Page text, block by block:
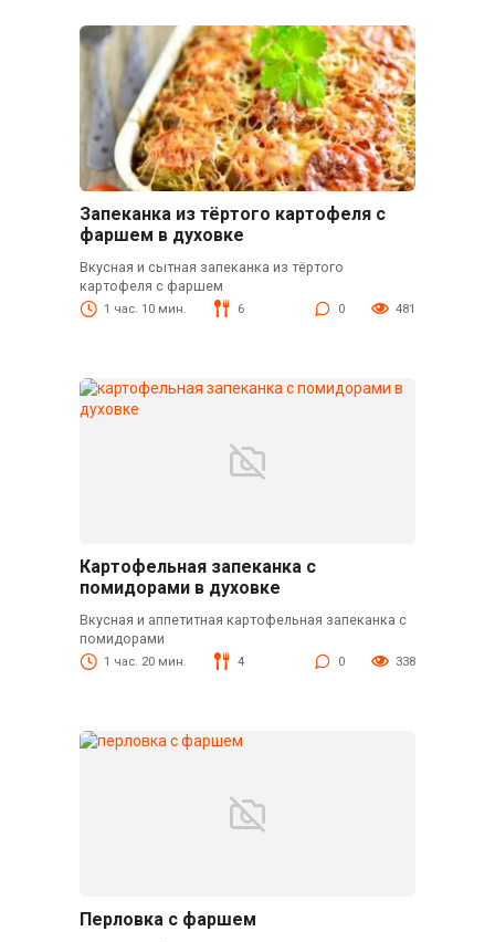
Запеканка из тёртого картофеля с
фаршем в духовке
Вкусная и сытная запеканка из тёртого
картофеля с фаршем
1 час. 10 мин. 6 0 481
Картофельная запеканка с
помидорами в духовке
Вкусная и аппетитная картофельная запеканка с
помидорами
1 час. 20 мин. 4 0 338
Перловка с фаршем